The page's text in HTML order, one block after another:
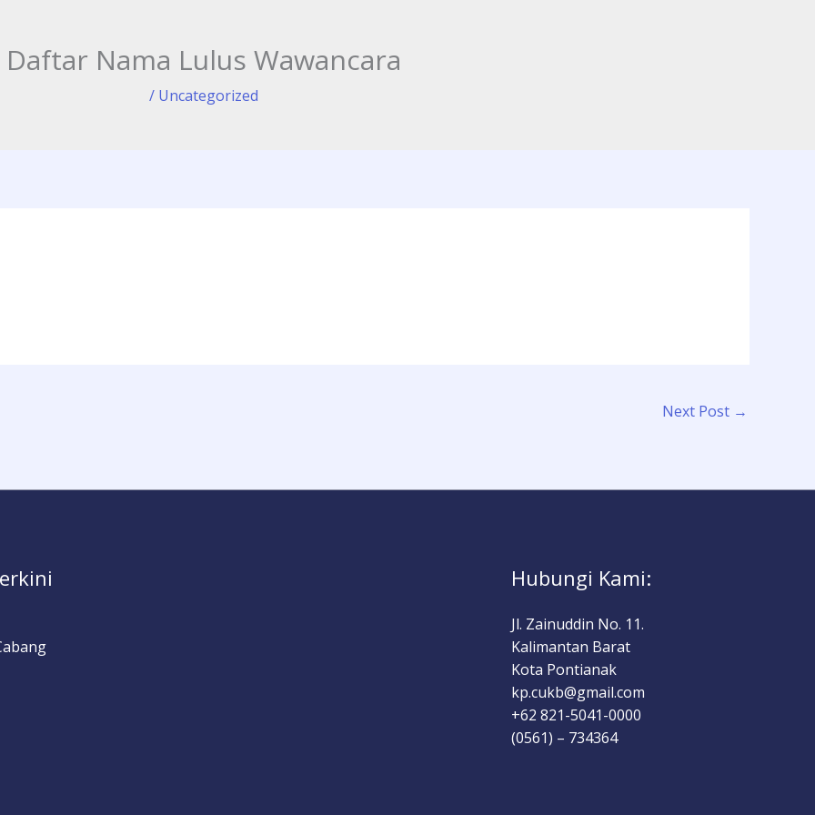
Daftar Nama Lulus Wawancara
/ Uncategorized
Next Post →
Hubungi Kami:
Jl. Zainuddin No. 11.
Kalimantan Barat
Kota Pontianak
kp.cukb@gmail.com
+62 821-5041-0000
(0561) – 734364